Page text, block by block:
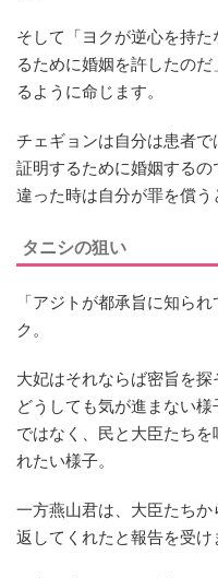
そして「ヨクが逆心を持
るために婚姻を許したの
るように命じます。
チェギョンは自分は患者
証明するために婚姻する
違った時は自分が罪を償う
タニシの狙い
「アジトが都承旨に知ら
ク。
大妃はそれならば密旨を
どうしても気が進まない
ではなく、民と大臣たち
れたい様子。
一方燕山君は、大臣たち
返してくれたと報告を受け